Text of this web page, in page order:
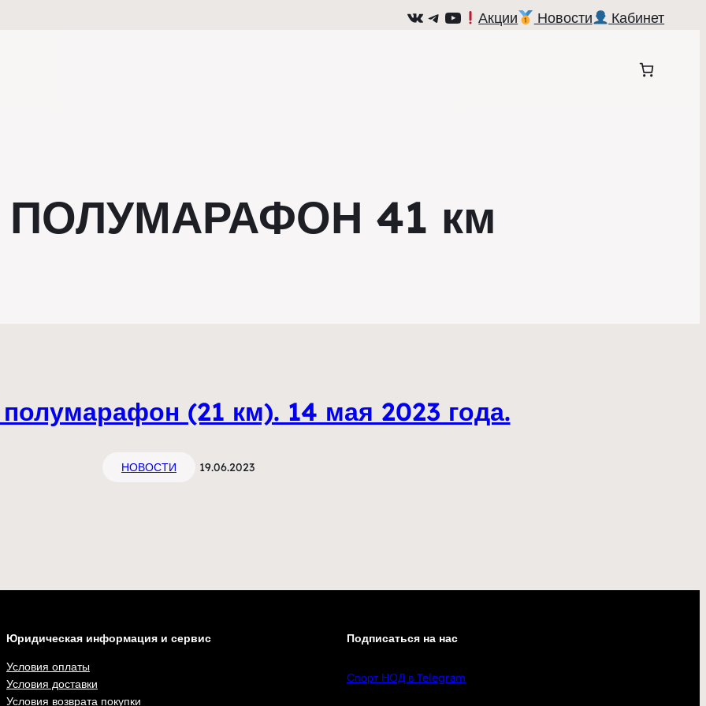
ВКонтакте
Telegram
YouTube
Акции Новости Кабинет
ПОЛУМАРАФОН 41 км
(21 км). 14 мая 2023 года.
НОВОСТИ 19.06.2023
Юридическая информация и сервис
Условия оплаты
Условия доставки
Условия возврата покупки
Подписаться на нас
Спорт НОД в Telegram